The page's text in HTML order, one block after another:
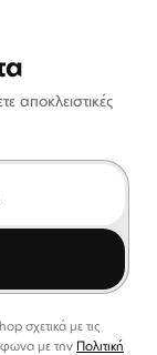
αποκλειστικές
σχετικά με τις
με την Πολιτική